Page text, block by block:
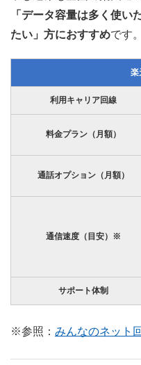
「データ容量は多く使い
たい」方におすすめです。
楽
利用キャリア回線
料金プラン（月額）
通話オプション（月額）
通信速度（目安）※
サポート体制
※参照： みんなのネット